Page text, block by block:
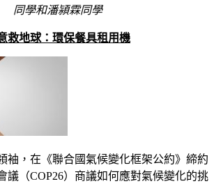
同學和潘潁霖同學
救地球：環保餐具租用機
袖，在《聯合國氣候變化框架公約》締約
議（COP26）商議如何應對氣候變化的挑